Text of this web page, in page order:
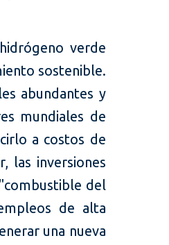
verde
sostenible.
abundantes y
mundiales de
a costos de
las inversiones
del
de alta
una nueva